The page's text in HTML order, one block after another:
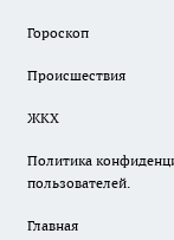
Гороскоп
Происшествия
ЖКХ
Политика
пользователей.
Главная